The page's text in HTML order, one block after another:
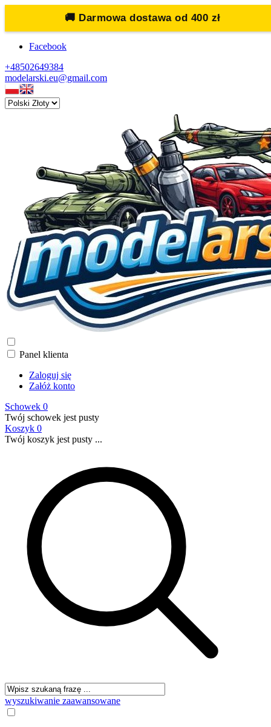
🚚 Darmowa dostawa od 400 zł
Facebook
+48502649384
modelarski.eu@gmail.com
Panel klienta
Zaloguj się
Załóż konto
Schowek 0
Twój schowek jest pusty
Koszyk 0
Twój koszyk jest pusty ...
wyszukiwanie zaawansowane